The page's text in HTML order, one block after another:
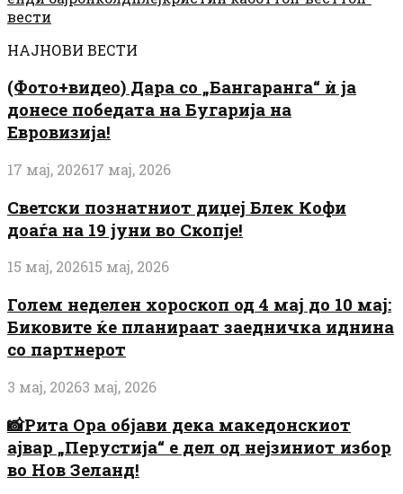
вести
НАЈНОВИ ВЕСТИ
(Фото+видео) Дара со „Бангаранга“ ѝ ја
донесе победата на Бугарија на
Евровизија!
17 мај, 202617 мај, 2026
Светски познатниот диџеј Блек Кофи
доаѓа на 19 јуни во Скопје!
15 мај, 202615 мај, 2026
Голем неделен хороскоп од 4 мај до 10 мај:
Биковите ќе планираат заедничка иднина
со партнерот
3 мај, 20263 мај, 2026
📸Рита Ора објави дека македонскиот
ајвар „Перустија“ е дел од нејзиниот избор
во Нов Зеланд!